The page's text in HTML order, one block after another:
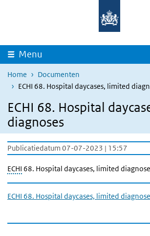
Overslaan en naar de inhoud gaan
Menu
Home
Documenten
ECHI 68. Hospital daycases, limited
ECHI 68. Hospital
diagnoses
Publicatiedatum 07-07-2023 | 15:57
ECHI 68. Hospital daycases, limited
ECHI 68. Hospital daycases, limited